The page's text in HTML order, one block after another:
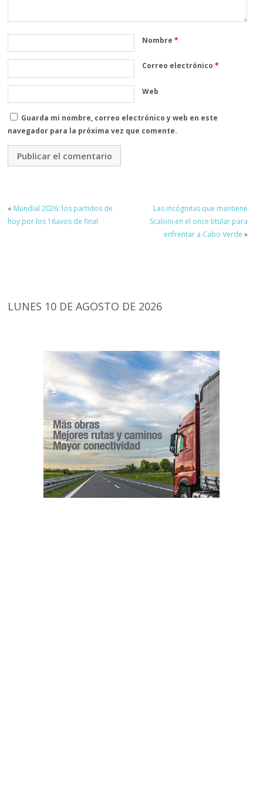
Nombre*
Correo electrónico*
Web
Guarda mi nombre, correo electrónico y web en este
navegador para la próxima vez que comente.
« Mundial 2026: los partidos de
hoy por los 16avos de final
Las incógnitas que mantiene
Scaloni en el once titular para
enfrentar a Cabo Verde »
LUNES 10 DE AGOSTO DE 2026